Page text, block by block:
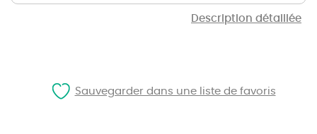
Description détaillée
Sauvegarder dans une liste de favoris